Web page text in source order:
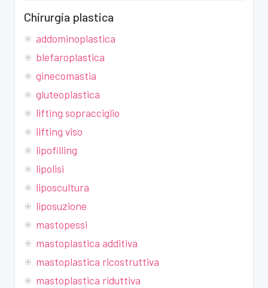
Chirurgia plastica
addominoplastica
blefaroplastica
ginecomastia
gluteoplastica
lifting sopracciglio
lifting viso
lipofilling
lipolisi
liposcultura
liposuzione
mastopessi
mastoplastica additiva
mastoplastica ricostruttiva
mastoplastica riduttiva